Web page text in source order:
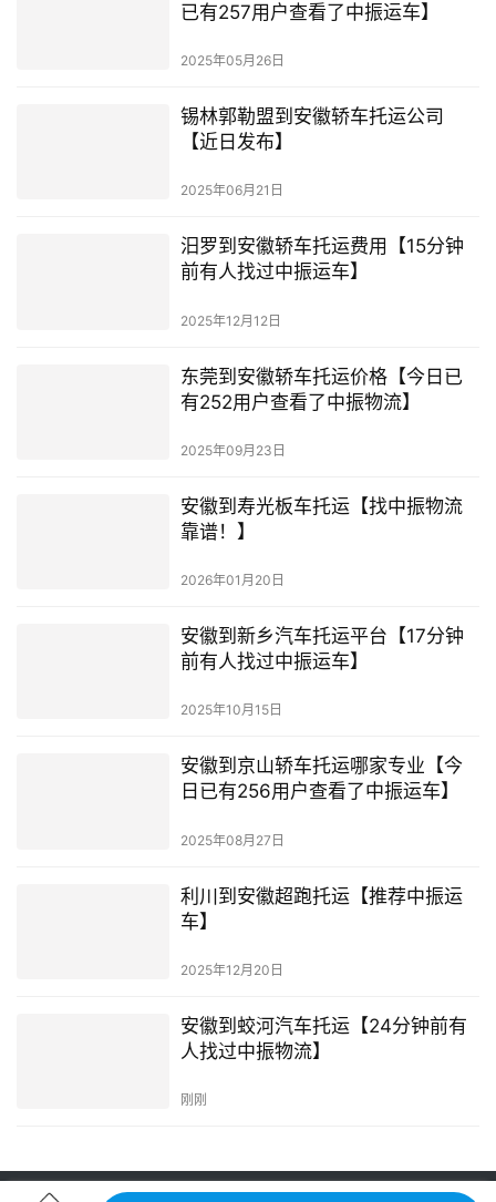
已有257用户查看了中振运车】
2025年05月26日
锡林郭勒盟到安徽轿车托运公司
【近日发布】
2025年06月21日
汨罗到安徽轿车托运费用【15分钟
前有人找过中振运车】
2025年12月12日
东莞到安徽轿车托运价格【今日已
有252用户查看了中振物流】
2025年09月23日
安徽到寿光板车托运【找中振物流
靠谱！】
2026年01月20日
安徽到新乡汽车托运平台【17分钟
前有人找过中振运车】
2025年10月15日
安徽到京山轿车托运哪家专业【今
日已有256用户查看了中振运车】
2025年08月27日
利川到安徽超跑托运【推荐中振运
车】
2025年12月20日
安徽到蛟河汽车托运【24分钟前有
人找过中振物流】
刚刚